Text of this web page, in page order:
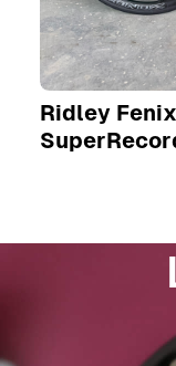
Ridley